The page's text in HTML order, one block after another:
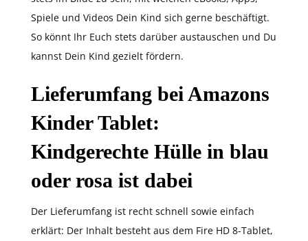
Spiele und Videos Dein Kind sich gerne beschäftigt.
So könnt Ihr Euch stets darüber austauschen und Du
kannst Dein Kind gezielt fördern.
Lieferumfang bei Amazons
Kinder Tablet:
Kindgerechte Hülle in blau
oder rosa ist dabei
Der Lieferumfang ist recht schnell sowie einfach
erklärt: Der Inhalt besteht aus dem Fire HD 8-Tablet,